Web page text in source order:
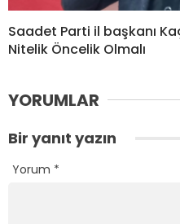
Saadet Parti il başkanı
Nitelik Öncelik Olmalı
YORUMLAR
Bir yanıt yazın
Yorum *